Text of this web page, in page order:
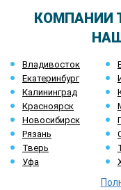
КОМПАНИИ
Владивосток
Екатеринбург
Калининград
Красноярск
Новосибирск
Рязань
Тверь
Уфа